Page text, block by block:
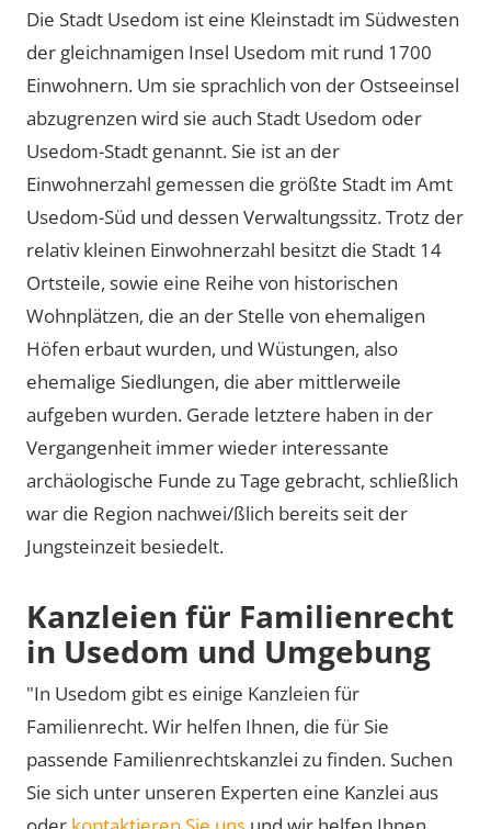
Die Stadt Usedom ist eine Kleinstadt im Südwesten
der gleichnamigen Insel Usedom mit rund 1700
Einwohnern. Um sie sprachlich von der Ostseeinsel
abzugrenzen wird sie auch Stadt Usedom oder
Usedom-Stadt genannt. Sie ist an der
Einwohnerzahl gemessen die größte Stadt im Amt
Usedom-Süd und dessen Verwaltungssitz. Trotz der
relativ kleinen Einwohnerzahl besitzt die Stadt 14
Ortsteile, sowie eine Reihe von historischen
Wohnplätzen, die an der Stelle von ehemaligen
Höfen erbaut wurden, und Wüstungen, also
ehemalige Siedlungen, die aber mittlerweile
aufgeben wurden. Gerade letztere haben in der
Vergangenheit immer wieder interessante
archäologische Funde zu Tage gebracht, schließlich
war die Region nachwei/ßlich bereits seit der
Jungsteinzeit besiedelt.
Kanzleien für Familienrecht
in Usedom und Umgebung
"In Usedom gibt es einige Kanzleien für
Familienrecht. Wir helfen Ihnen, die für Sie
passende Familienrechtskanzlei zu finden. Suchen
Sie sich unter unseren Experten eine Kanzlei aus